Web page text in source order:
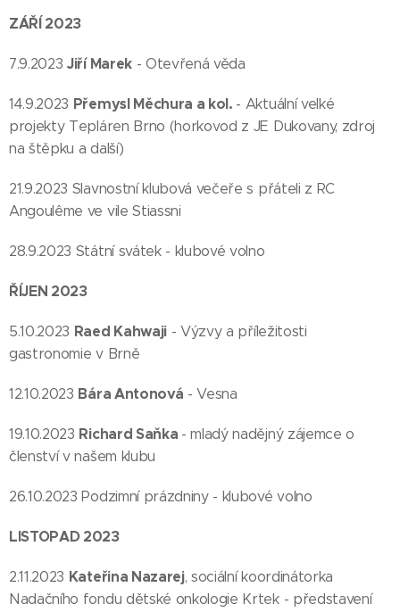
ZÁŘÍ 2023
7.9.2023Jiří Marek- Otevřená věda
14.9.2023 Přemysl Měchura a kol. - Aktuální velké
projekty Tepláren Brno (horkovod z JE Dukovany, zdroj
na štěpku a další)
21.9.2023 Slavnostní klubová večeře s přáteli z RC
Angoulême ve vile Stiassni
28.9.2023 Státní svátek - klubové volno
ŘÍJEN 2023
5.10.2023 Raed Kahwaji- Výzvy a příležitosti
gastronomie v Brně
12.10.2023 Bára Antonová - Vesna
19.10.2023 Richard Saňka - mladý nadějný zájemce o
členství v našem klubu
26.10.2023 Podzimní prázdniny - klubové volno
LISTOPAD 2023
2.11.2023 Kateřina Nazarej, sociální koordinátorka
Nadačního fondu dětské onkologie Krtek - představení